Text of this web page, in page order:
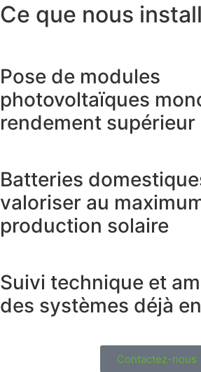
Ce que nous
Pose de modules
photovoltaïques
rendement supérieur
Batteries
valoriser au
production solaire
Suivi technique et
des systèmes déjà
Contactez-nous